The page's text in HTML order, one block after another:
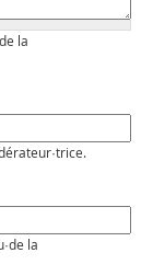
la
la